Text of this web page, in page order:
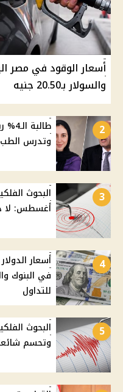
والسولار بـ20.50 جنيه
2
وتدرس الطب
3
أغسطس: لا
4
في البنوك
للتداول
5
البحوث
وتحسم